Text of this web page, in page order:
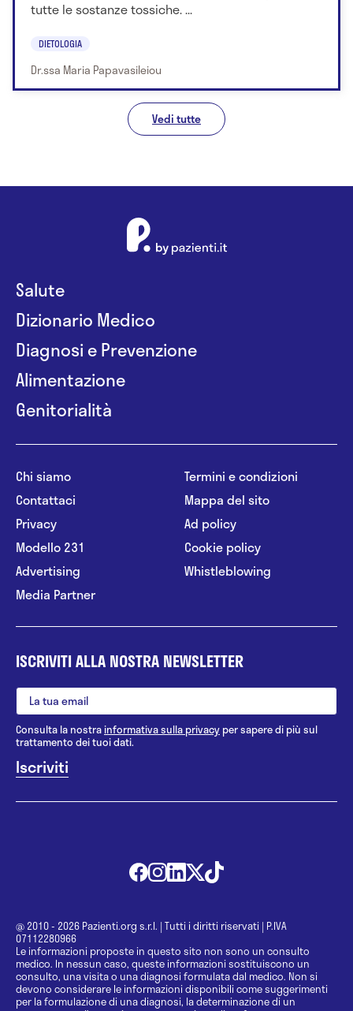
tutte le sostanze tossiche. ...
DIETOLOGIA
Dr.ssa Maria Papavasileiou
Vedi tutte
Salute
Dizionario Medico
Diagnosi e Prevenzione
Alimentazione
Genitorialità
Chi siamo
Contattaci
Privacy
Modello 231
Advertising
Media Partner
Termini e condizioni
Mappa del sito
Ad policy
Cookie policy
Whistleblowing
ISCRIVITI ALLA NOSTRA NEWSLETTER
Consulta la nostrainformativa sulla privacy per sapere di più sul
trattamento dei tuoi dati.
@ 2010 - 2026 Pazienti.org s.r.l. | Tutti i diritti riservati | P.IVA
07112280966
Le informazioni proposte in questo sito non sono un consulto
medico. In nessun caso, queste informazioni sostituiscono un
consulto, una visita o una diagnosi formulata dal medico. Non si
devono considerare le informazioni disponibili come suggerimenti
per la formulazione di una diagnosi, la determinazione di un